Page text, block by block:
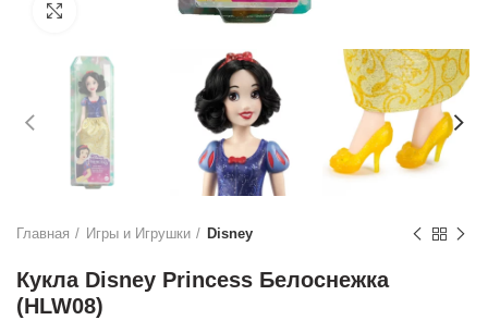
Нажмите, чтобы увеличить
Главная Игры и Игрушки Disney
Кукла Disney Princess Белоснежка
(HLW08)